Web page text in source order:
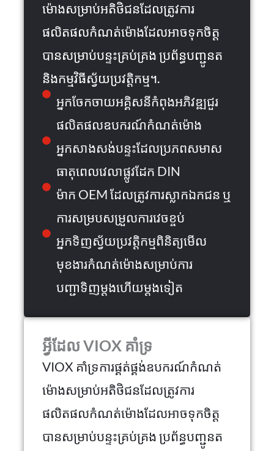
ម៉ោងសម្រាប់អតិថិជនដែលត្រូវការ
ផលិតផលកំណត់ម៉ោងដែលអាចទុកចិត្ត
បានសម្រាប់បន្ទះគ្រប់គ្រង ប្រព័ន្ធបញ្ជូនត
និងកម្មវិធីស្វ័យប្រវត្តិកម្ម។.
អ្នកចែកចាយអគ្គិសនីកំពុងអភិវឌ្ឍជួរ
ផលិតផលឧបករណ៍កំណត់ម៉ោង
អ្នកសាងសង់បន្ទះដែលប្រភពសមាស
ធាតុពេលវេលាផ្លូវដែក DIN
ម៉ាក OEM ដែលត្រូវការស្លាកឯកជន ឬ
ការសម្របសម្រួលការវេចខ្ចប់
អ្នកទិញស្វ័យប្រវត្តិកម្មពិនិត្យមើល
មុខងារកំណត់ម៉ោងសម្រាប់ការ
បញ្ជាទិញម្តងហើយម្តងទៀត
អ្វីដែល VIOX គាំទ្រ
VIOX គាំទ្រការផ្គត់ផ្គង់ឧបករណ៍កំណត់
ម៉ោងសម្រាប់អតិថិជនដែលត្រូវការ
ផលិតផលកំណត់ម៉ោងដែលអាចទុកចិត្ត
បានសម្រាប់បន្ទះគ្រប់គ្រង ប្រព័ន្ធបញ្ជូនត